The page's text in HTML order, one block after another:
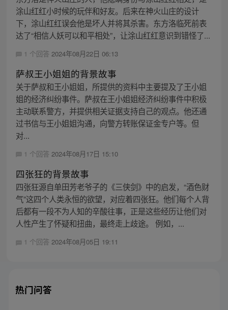
涂山红红小时候的玩伴和好友。后来在神火山庄的设计
下，涂山红红误会他是坏人并将其杀害。东方洛临死前表
达了“相信人妖可以和平相处”，让涂山红红意识到错怪了...
1 个回答 2024年08月22日 06:13
萨叔王小姐姐的背景故事
关于萨叔和王小姐姐，所提供的资料中主要提及了王小姐
姐的经济纠纷事件。萨叔在王小姐姐经济纠纷事件中积极
主动联系警方，并提供相关证据支持自己的观点。他还通
过书信与王小姐姐沟通，向警方转账保证金专户等。但
对...
1 个回答 2024年08月17日 15:10
四张狂的背景故事
四张狂源自单田芳老爷子的《三侠剑》中的启发，“酒色财
气”这四个人类永恒的欲望，对应着四张狂。他们每个人背
后都有一段不为人知的辛酸往事，正是这些经历让他们对
人性产生了怀疑和扭曲，最终走上歧途。 例如，...
1 个回答 2024年08月05日 19:11
热门问答